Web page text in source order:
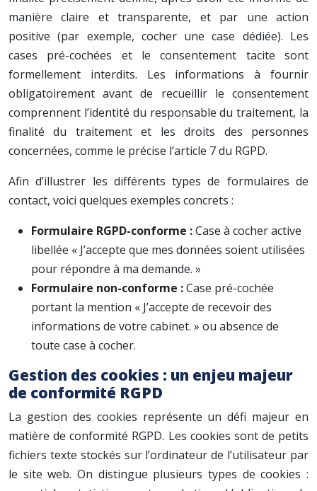
manière claire et transparente, et par une action
positive (par exemple, cocher une case dédiée). Les
cases pré-cochées et le consentement tacite sont
formellement interdits. Les informations à fournir
obligatoirement avant de recueillir le consentement
comprennent l’identité du responsable du traitement, la
finalité du traitement et les droits des personnes
concernées, comme le précise l’article 7 du RGPD.
Afin d’illustrer les différents types de formulaires de
contact, voici quelques exemples concrets :
Formulaire RGPD-conforme :Case à cocher active
libellée « J’accepte que mes données soient utilisées
pour répondre à ma demande. »
Formulaire non-conforme :Case pré-cochée
portant la mention « J’accepte de recevoir des
informations de votre cabinet. » ou absence de
toute case à cocher.
Gestion des cookies : un enjeu majeur
de conformité RGPD
La gestion des cookies représente un défi majeur en
matière de conformité RGPD. Les cookies sont de petits
fichiers texte stockés sur l’ordinateur de l’utilisateur par
le site web. On distingue plusieurs types de cookies :